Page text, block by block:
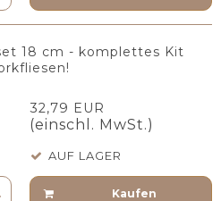
18 cm - komplettes Kit
32,79 EUR
(einschl. MwSt.)
AUF LAGER
Kaufen